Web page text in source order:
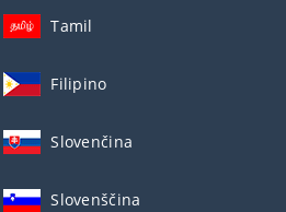
Tamil
Filipino
Slovenčina
Slovenščina